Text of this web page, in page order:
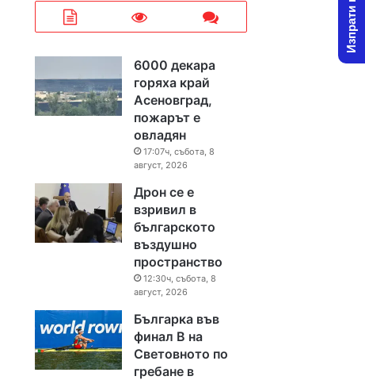
6000 декара
горяха край
Асеновград,
пожарът е
овладян
17:07ч, събота, 8
август, 2026
Дрон се е
взривил в
българското
въздушно
пространство
12:30ч, събота, 8
август, 2026
Българка във
финал B на
Световното по
гребане в